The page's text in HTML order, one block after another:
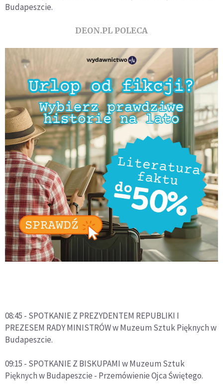
Budapeszcie.
DEON.PL POLECA
08:45 - SPOTKANIE Z PREZYDENTEM REPUBLIKI I
PREZESEM RADY MINISTRÓW w Muzeum Sztuk Pięknych w
Budapeszcie.
09:15 - SPOTKANIE Z BISKUPAMI w Muzeum Sztuk
Pięknych w Budapeszcie - Przemówienie Ojca Świętego.